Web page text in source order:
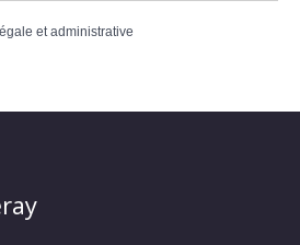
et administrative